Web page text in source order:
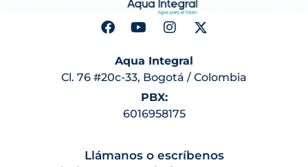
Aqua Integral
Cl. 76 #20c-33, Bogotá / Colombia
PBX:
6016958175
Llámanos o escríbenos